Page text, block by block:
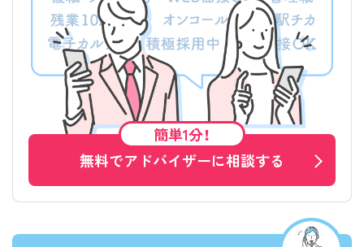
簡単1分！
無料でアドバイザーに相談する